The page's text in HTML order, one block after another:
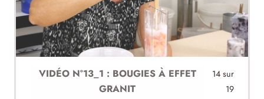
14 sur
19
VIDÉO N°13_1 : BOUGIES À EFFET
GRANIT